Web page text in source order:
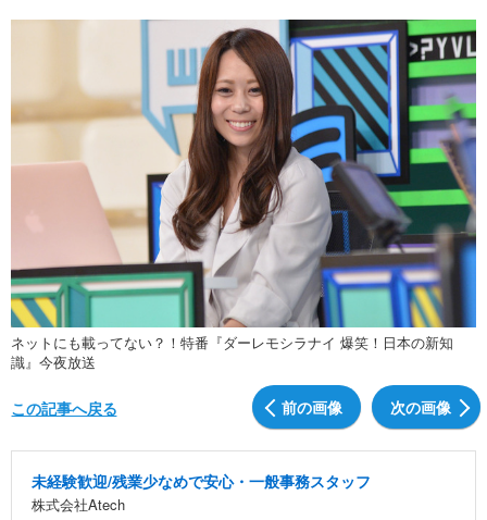
その他
その他
ネットにも載ってない？！特番『ダーレモシラナイ 爆笑！日本の新知
識』今夜放送
前の画像 次の画像
この記事へ戻る
未経験歓迎/残業少なめで安心・一般事務スタッフ
株式会社Atech